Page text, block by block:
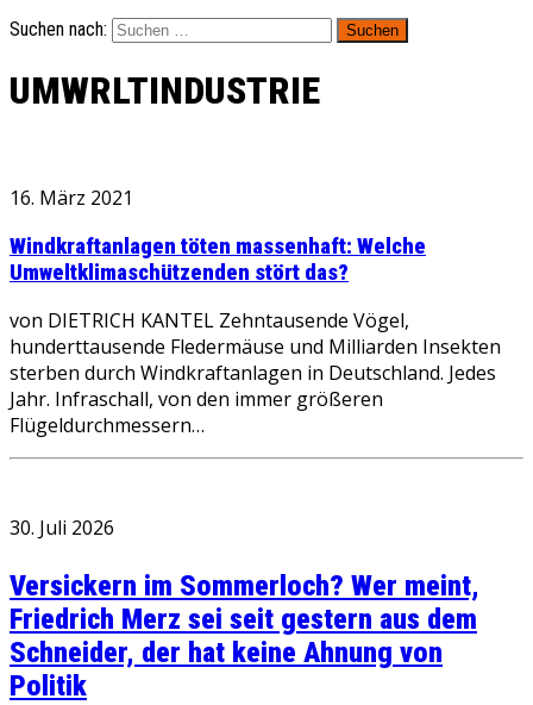
Suchen nach:
UMWRLTINDUSTRIE
16. März 2021
Windkraftanlagen töten massenhaft: Welche
Umweltklimaschützenden stört das?
von DIETRICH KANTEL Zehntausende Vögel,
hunderttausende Fledermäuse und Milliarden Insekten
sterben durch Windkraftanlagen in Deutschland. Jedes
Jahr. Infraschall, von den immer größeren
Flügeldurchmessern…
30. Juli 2026
Versickern im Sommerloch? Wer meint,
Friedrich Merz sei seit gestern aus dem
Schneider, der hat keine Ahnung von
Politik